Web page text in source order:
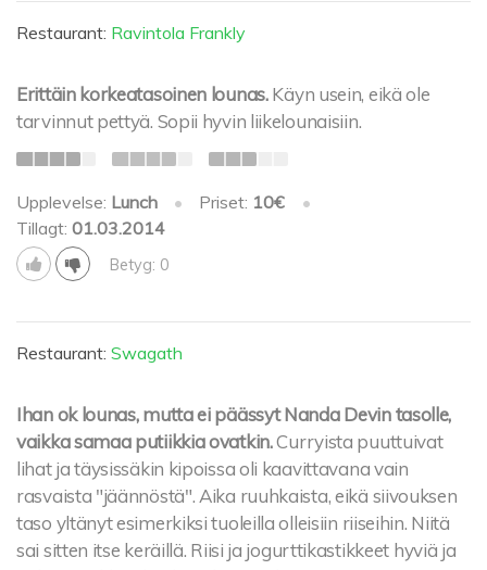
Restaurant: Ravintola Frankly
Erittäin korkeatasoinen lounas. Käyn usein, eikä ole
tarvinnut pettyä. Sopii hyvin liikelounaisiin.
Upplevelse: Lunch • Priset: 10€
•
Tillagt: 01.03.2014
Betyg: 0
Restaurant: Swagath
Ihan ok lounas, mutta ei päässyt Nanda Devin tasolle,
vaikka samaa putiikkia ovatkin.Curryista puuttuivat
lihat ja täysissäkin kipoissa oli kaavittavana vain
rasvaista "jäännöstä". Aika ruuhkaista, eikä siivouksen
taso yltänyt esimerkiksi tuoleilla olleisiin riiseihin. Niitä
sai sitten itse keräillä. Riisi ja jogurttikastikkeet hyviä ja